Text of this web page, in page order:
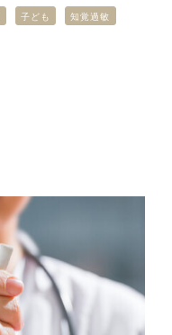
子ども 知覚過敏